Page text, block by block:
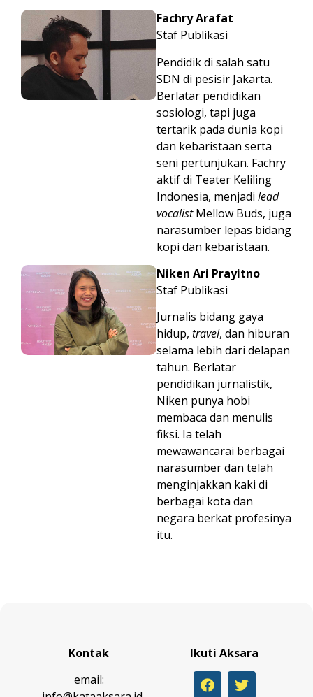
Fachry Arafat
Staf Publikasi
Pendidik di salah satu
SDN di pesisir Jakarta.
Berlatar pendidikan
sosiologi, tapi juga
tertarik pada dunia kopi
dan kebaristaan serta
seni pertunjukan. Fachry
aktif di Teater Keliling
Indonesia, menjadi lead
vocalistMellow Buds, juga
narasumber lepas bidang
kopi dan kebaristaan.
Niken Ari Prayitno
Staf Publikasi
Jurnalis bidang gaya
hidup, travel, dan hiburan
selama lebih dari delapan
tahun. Berlatar
pendidikan jurnalistik,
Niken punya hobi
membaca dan menulis
fiksi. Ia telah
mewawancarai berbagai
narasumber dan telah
menginjakkan kaki di
berbagai kota dan
negara berkat profesinya
itu.
Kontak
email:
Ikuti Aksara